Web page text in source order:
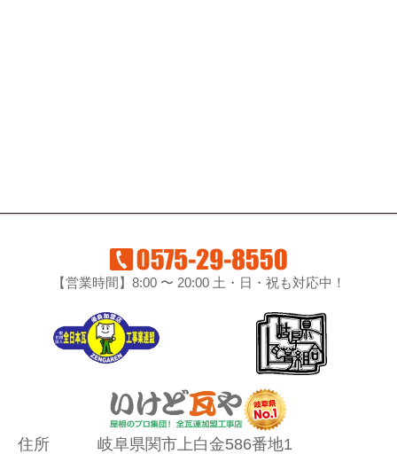
【営業時間】8:00 〜 20:00 土・日・祝も対応中！
住所 岐阜県関市上白金586番地1